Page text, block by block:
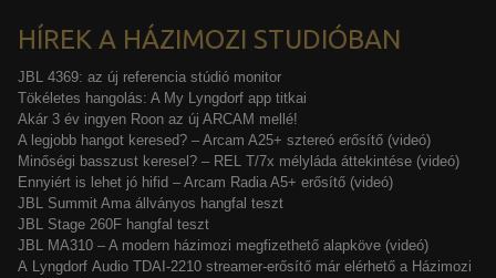
HÍREK A HÁZIMOZI STUDIÓBAN
JBL 4369: az új referencia stúdió monitor
Tökéletes hangolás: A My Lyngdorf app titkai
Akár 3 év ingyen Roon az új ARCAM mellé!
A legjobb hangot keresed? – Arcam A25+ sztereó erősítő (videó)
Minőségi basszust keresel? – REL T/7x mélyláda áttekintése (videó)
Ennyiért is lehet jó hifid – Arcam Radia A5+ erősítő (videó)
JBL Summit Ama állványos hangfal teszt
JBL Stage 260F hangfal teszt
JBL MA310 – A modern házimozi megfizethető alapköve (videó)
A Lyngdorf Audio TDAI-2210 streamer-erősítő már elérhető a Házimozi